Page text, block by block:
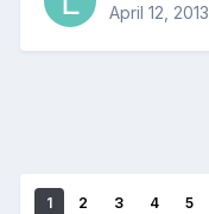
April 12, 2013
1 2 3 4 5